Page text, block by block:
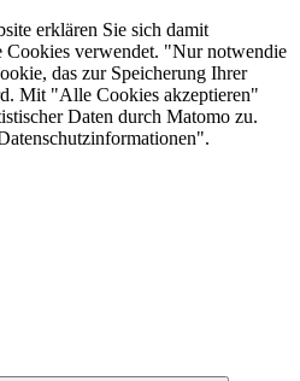
erklären Sie sich damit
Cookies verwendet. "Nur notwendie
das zur Speicherung Ihrer
Mit "Alle Cookies akzeptieren"
Daten durch Matomo zu.